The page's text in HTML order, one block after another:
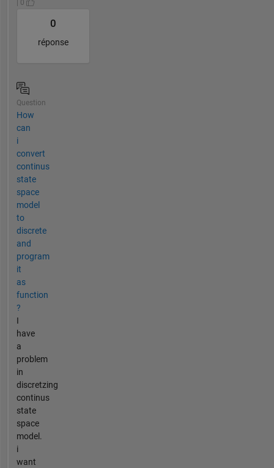
| 0
0
réponse
Question
How
can
i
convert
continus
state
space
model
to
discrete
and
program
it
as
function
?
I
have
a
problem
in
discretzing
continus
state
space
model.
i
want